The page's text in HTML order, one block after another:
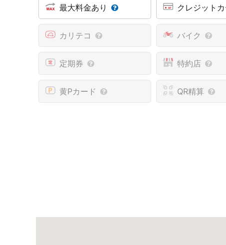
最大料金あり クレジット
カリテコ バイク
定期券 特約店
黄Pカード QR精算